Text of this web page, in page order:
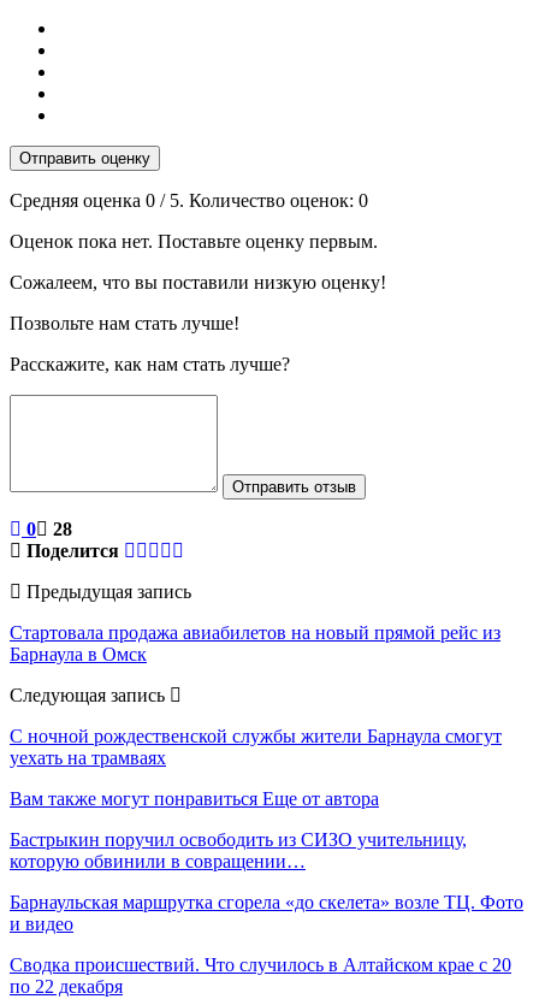
Отправить оценку
Средняя оценка 0 / 5. Количество оценок: 0
Оценок пока нет. Поставьте оценку первым.
Сожалеем, что вы поставили низкую оценку!
Позвольте нам стать лучше!
Расскажите, как нам стать лучше?
Отправить отзыв
0
28
Поделится
Предыдущая запись
Стартовала продажа авиабилетов на новый прямой рейс из
Барнаула в Омск
Следующая запись
С ночной рождественской службы жители Барнаула смогут
уехать на трамваях
Вам также могут понравиться Еще от автора
Бастрыкин поручил освободить из СИЗО учительницу,
которую обвинили в совращении…
Барнаульская маршрутка сгорела «до скелета» возле ТЦ. Фото
и видео
Сводка происшествий. Что случилось в Алтайском крае с 20
по 22 декабря